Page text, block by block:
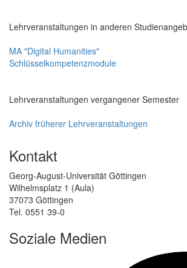
Lehrveranstaltungen in anderen
MA "Digital Humanities"
Schlüsselkompetenzmodule
Lehrveranstaltungen vergangener Semester
Archiv früherer Lehrveranstaltungen
Kontakt
Georg-August-Universität Göttingen
Wilhelmsplatz 1 (Aula)
37073 Göttingen
Tel. 0551 39-0
Soziale Medien